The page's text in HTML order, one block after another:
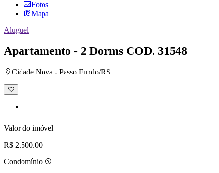
Fotos
Mapa
Aluguel
Apartamento - 2 Dorms COD. 31548
Cidade Nova - Passo Fundo/RS
Adicionar
à
Valor do imóvel
R$ 2.500,00
Condomínio